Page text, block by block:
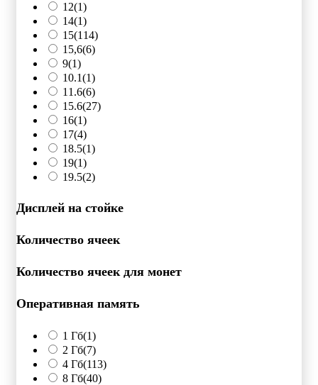
12(1)
14(1)
15(114)
15,6(6)
9(1)
10.1(1)
11.6(6)
15.6(27)
16(1)
17(4)
18.5(1)
19(1)
19.5(2)
Дисплей на стойке
Количество ячеек
Количество ячеек для монет
Оперативная память
1 Гб(1)
2 Гб(7)
4 Гб(113)
8 Гб(40)